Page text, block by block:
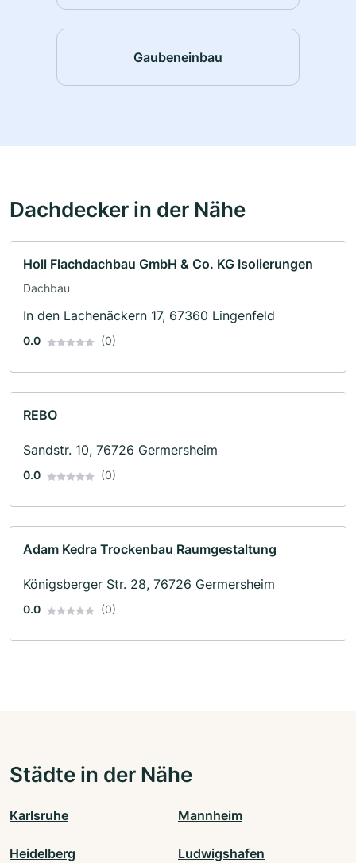
Gaubeneinbau
Dachdecker in der Nähe
Holl Flachdachbau GmbH & Co. KG Isolierungen
Dachbau
In den Lachenäckern 17, 67360 Lingenfeld
0.0 (0)
REBO
Sandstr. 10, 76726 Germersheim
0.0 (0)
Adam Kedra Trockenbau Raumgestaltung
Königsberger Str. 28, 76726 Germersheim
0.0 (0)
Städte in der Nähe
Karlsruhe Mannheim
Heidelberg Ludwigshafen